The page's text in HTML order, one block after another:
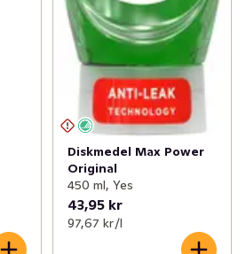
Diskmedel Max Power
Original
450 ml, Yes
43,95 kr
97,67 kr /l